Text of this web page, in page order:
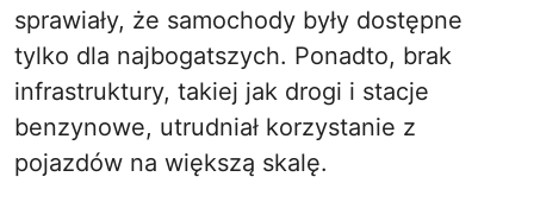
sprawiały, że samochody były dostępne
tylko dla najbogatszych. Ponadto, brak
infrastruktury, takiej jak drogi i stacje
benzynowe, utrudniał korzystanie z
pojazdów na większą skalę.